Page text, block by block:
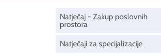
Natječaj - Zakup poslovnih
prostora
Natječaji za specijalizacije